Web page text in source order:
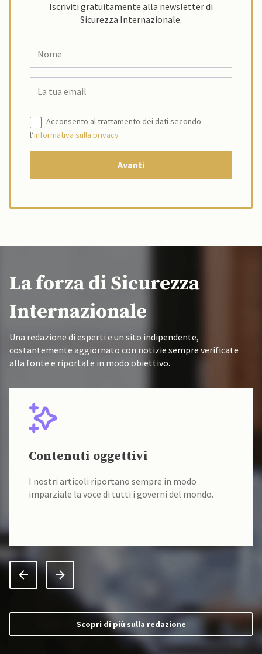
Iscriviti gratuitamente alla newsletter di
Sicurezza Internazionale.
Acconsento al trattamento dei dati secondo
l’informativa sulla privacy
La forza di Sicurezza
Internazionale
Una redazione di esperti e un sito indipendente,
costantemente aggiornato con notizie sempre verificate
alla fonte e riportate in modo obiettivo.
Contenuti oggettivi
I nostri articoli riportano sempre in modo
imparziale la voce di tutti i governi del mondo.
Scopri di più sulla redazione